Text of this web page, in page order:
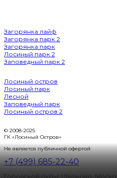
Загорянка лайф
Загорянка парк 2
Загорянка парк
Лосиный парк 2
Заповедный парк 2
Лосиный остров
Лосиный парк
Лесной
Заповедный парк
Лосиный остров 2
© 2008-2025
ГК «Лосиный Остров»
Не является публичной офертой
+7 (499) 685-22-40
Городской округ Щёлково,